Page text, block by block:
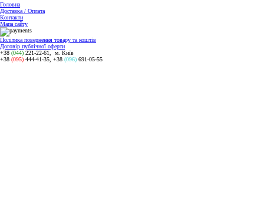
Головна
Доставка / Оплата
Контакти
Мапа сайту
Політика повернення товару та коштів
Договір публічної оферти
+38 (044) 221-22-61, м. Київ
+38 (095) 444-41-35, +38 (096) 691-05-55